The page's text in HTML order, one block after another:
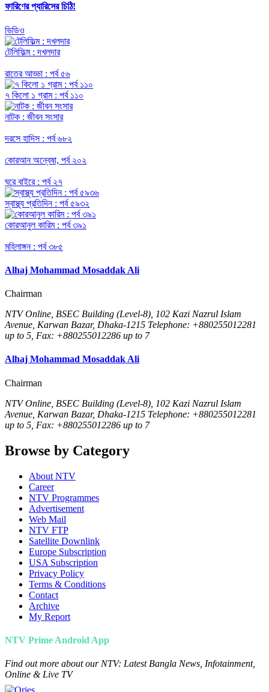
ফারিণের প্যারিসের চিঠি!
ভিডিও
টেলিফিল্ম : দখলদার
রাতের আড্ডা : পর্ব ৫৬
৭ কিলো ১ গ্রাম : পর্ব ১১০
নাটক : জীবন সংসার
দরসে হাদিস : পর্ব ৬৮২
কোরআন অন্বেষা, পর্ব ২০২
ঘরে বাইরে : পর্ব ২৭
স্বাস্থ্য প্রতিদিন : পর্ব ৫৯৩২
কোরআনুল কারিম : পর্ব ৩৯১
মহিলাঙ্গন : পর্ব ৩৮৫
Alhaj Mohammad Mosaddak Ali
Chairman
NTV Online, BSEC Building (Level-8), 102 Kazi Nazrul Islam
Avenue, Karwan Bazar, Dhaka-1215 Telephone: +880255012281
up to 5, Fax: +880255012286 up to 7
Alhaj Mohammad Mosaddak Ali
Chairman
NTV Online, BSEC Building (Level-8), 102 Kazi Nazrul Islam
Avenue, Karwan Bazar, Dhaka-1215 Telephone: +880255012281
up to 5, Fax: +880255012286 up to 7
Browse by Category
About NTV
Career
NTV Programmes
Advertisement
Web Mail
NTV FTP
Satellite Downlink
Europe Subscription
USA Subscription
Privacy Policy
Terms & Conditions
Contact
Archive
My Report
NTV Prime Android App
Find out more about our NTV: Latest Bangla News, Infotainment,
Online & Live TV